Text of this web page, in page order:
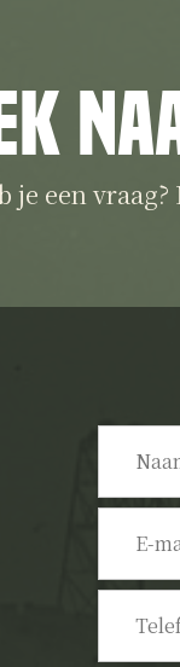
je een
mailadres